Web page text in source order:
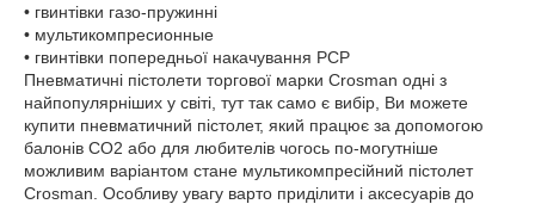
• гвинтівки газо-пружинні
• мультикомпресионные
• гвинтівки попередньої накачування PCP
Пневматичні пістолети торгової марки Crosman одні з
найпопулярніших у світі, тут так само є вибір, Ви можете
купити пневматичний пістолет, який працює за допомогою
балонів CO2 або для любителів чогось по-могутніше
можливим варіантом стане мультикомпресійний пістолет
Crosman. Особливу увагу варто приділити і аксесуарів до